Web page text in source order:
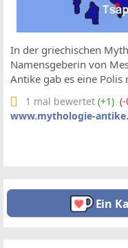
In der griechischen
Namensgeberin von
Antike gab es eine Polis
1 mal bewertet (+1)
www.mythologie-
Ein